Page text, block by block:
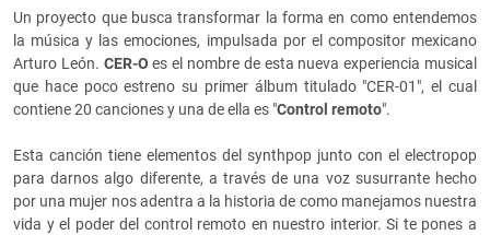
Un proyecto que busca transformar la forma en como entendemos
la música y las emociones, impulsada por el compositor mexicano
Arturo León. CER-O es el nombre de esta nueva experiencia musical
que hace poco estreno su primer álbum titulado "CER-01", el cual
contiene 20 canciones y una de ella es "Control remoto".
Esta canción tiene elementos del synthpop junto con el electropop
para darnos algo diferente, a través de una voz susurrante hecho
por una mujer nos adentra a la historia de como manejamos nuestra
vida y el poder del control remoto en nuestro interior. Si te pones a